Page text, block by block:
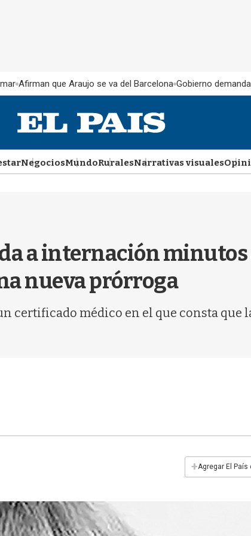
Afirman que Araujo se va del Barcelona Gobierno
NegociosMundoRuralesNarrativas visuales
a internación minutos
nueva prórroga
certificado médico en el que consta que
+Agregar El País